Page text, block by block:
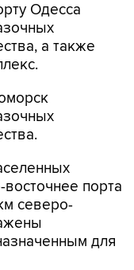
Одесса
а также
порта
северо-
для